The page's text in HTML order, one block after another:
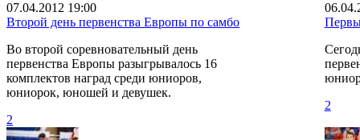
07.04.2012 19:00
Второй день первенства Европы по самбо
Во второй соревновательный день
первенства Европы разыгрывалось 16
комплектов наград среди юниоров,
юниорок, юношей и девушек.
2
2